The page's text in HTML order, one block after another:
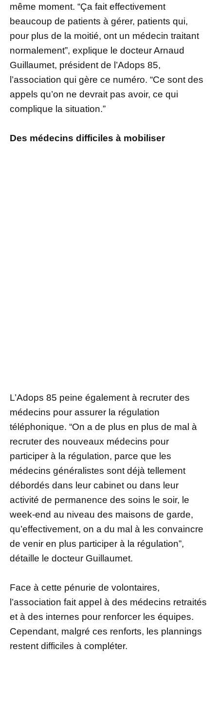
même moment. “Ça fait effectivement
beaucoup de patients à gérer, patients qui,
pour plus de la moitié, ont un médecin traitant
normalement”, explique le docteur Arnaud
Guillaumet, président de l’Adops 85,
l’association qui gère ce numéro. “Ce sont des
appels qu’on ne devrait pas avoir, ce qui
complique la situation.”
Des médecins difficiles à mobiliser
L’Adops 85 peine également à recruter des
médecins pour assurer la régulation
téléphonique. “On a de plus en plus de mal à
recruter des nouveaux médecins pour
participer à la régulation, parce que les
médecins généralistes sont déjà tellement
débordés dans leur cabinet ou dans leur
activité de permanence des soins le soir, le
week-end au niveau des maisons de garde,
qu’effectivement, on a du mal à les convaincre
de venir en plus participer à la régulation”,
détaille le docteur Guillaumet.
Face à cette pénurie de volontaires,
l’association fait appel à des médecins retraités
et à des internes pour renforcer les équipes.
Cependant, malgré ces renforts, les plannings
restent difficiles à compléter.